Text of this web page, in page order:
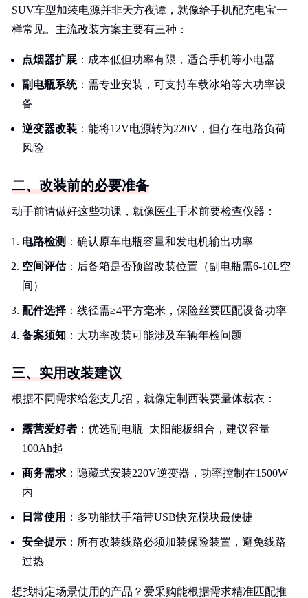
SUV车型加装电源并非天方夜谭，就像给手机配充电宝一
样常见。主流改装方案主要有三种：
点烟器扩展 ：成本低但功率有限，适合手机等小电器
副电瓶系统：需专业安装，可支持车载冰箱等大功率设
备
逆变器改装 ：能将12V电源转为220V，但存在电路负荷
风险
二、改装前的必要准备
动手前请做好这些功课，就像医生手术前要检查仪器：
电路检测 ：确认原车电瓶容量和发电机输出功率
空间评估：后备箱是否预留改装位置（副电瓶需6-10L空
间）
配件选择 ：线径需≥4平方毫米，保险丝要匹配设备功率
备案须知 ：大功率改装可能涉及车辆年检问题
三、实用改装建议
根据不同需求给您支几招，就像定制西装要量体裁衣：
露营爱好者 ：优选副电瓶+太阳能板组合，建议容量
100Ah起
商务需求 ：隐藏式安装220V逆变器，功率控制在1500W
内
日常使用 ：多功能扶手箱带USB快充模块最便捷
安全提示 ：所有改装线路必须加装保险装置，避免线路
过热
想找特定场景使用的产品？爱采购能根据需求精准匹配推